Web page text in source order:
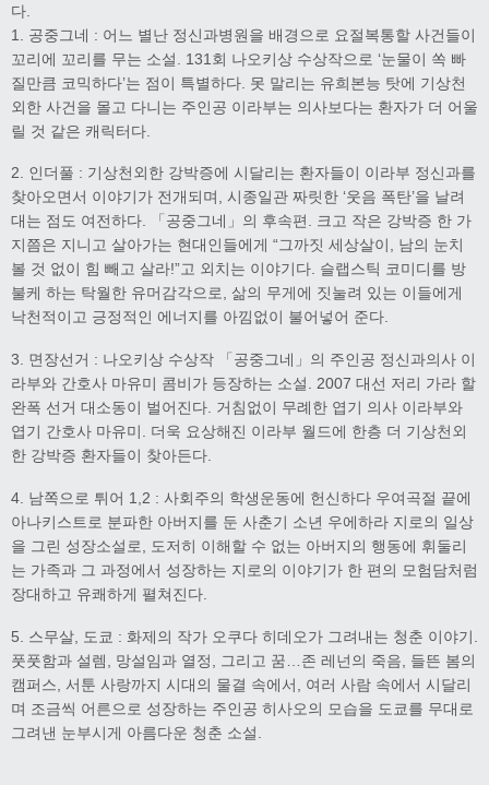
다.
1. 공중그네 : 어느 별난 정신과병원을 배경으로 요절복통할 사건들이
꼬리에 꼬리를 무는 소설. 131회 나오키상 수상작으로 ‘눈물이 쏙 빠
질만큼 코믹하다’는 점이 특별하다. 못 말리는 유희본능 탓에 기상천
외한 사건을 몰고 다니는 주인공 이라부는 의사보다는 환자가 더 어울
릴 것 같은 캐릭터다.
2. 인더풀 : 기상천외한 강박증에 시달리는 환자들이 이라부 정신과를
찾아오면서 이야기가 전개되며, 시종일관 짜릿한 ‘웃음 폭탄’을 날려
대는 점도 여전하다. 「공중그네」의 후속편. 크고 작은 강박증 한 가
지쯤은 지니고 살아가는 현대인들에게 “그까짓 세상살이, 남의 눈치
볼 것 없이 힘 빼고 살라!”고 외치는 이야기다. 슬랩스틱 코미디를 방
불케 하는 탁월한 유머감각으로, 삶의 무게에 짓눌려 있는 이들에게
낙천적이고 긍정적인 에너지를 아낌없이 불어넣어 준다.
3. 면장선거 : 나오키상 수상작 「공중그네」의 주인공 정신과의사 이
라부와 간호사 마유미 콤비가 등장하는 소설. 2007 대선 저리 가라 할
완폭 선거 대소동이 벌어진다. 거침없이 무례한 엽기 의사 이라부와
엽기 간호사 마유미. 더욱 요상해진 이라부 월드에 한층 더 기상천외
한 강박증 환자들이 찾아든다.
4. 남쪽으로 튀어 1,2 : 사회주의 학생운동에 헌신하다 우여곡절 끝에
아나키스트로 분파한 아버지를 둔 사춘기 소년 우에하라 지로의 일상
을 그린 성장소설로, 도저히 이해할 수 없는 아버지의 행동에 휘둘리
는 가족과 그 과정에서 성장하는 지로의 이야기가 한 편의 모험담처럼
장대하고 유쾌하게 펼쳐진다.
5. 스무살, 도쿄 : 화제의 작가 오쿠다 히데오가 그려내는 청춘 이야기.
풋풋함과 설렘, 망설임과 열정, 그리고 꿈…존 레넌의 죽음, 들뜬 봄의
캠퍼스, 서툰 사랑까지 시대의 물결 속에서, 여러 사람 속에서 시달리
며 조금씩 어른으로 성장하는 주인공 히사오의 모습을 도쿄를 무대로
그려낸 눈부시게 아름다운 청춘 소설.